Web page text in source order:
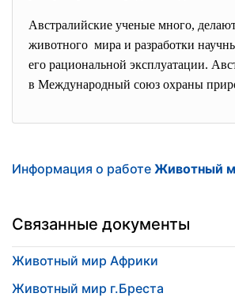
Австралийские ученые много,
животного мира и разработки
его рациональной эксплуатации.
в Международный союз охраны
Информация о работе Животный
Связанные документы
Животный мир Африки
Животный мир г.Бреста